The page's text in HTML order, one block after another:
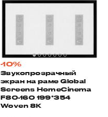
-10%
Звукопрозрачный
экран на раме Global
Screens HomeCinema
F80-160 199*354
Woven 8K